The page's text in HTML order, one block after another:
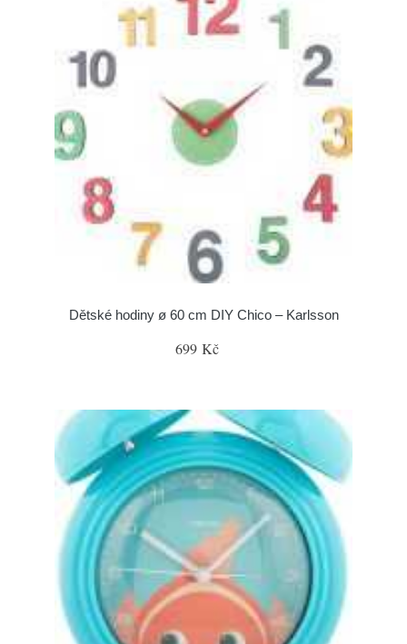
Dětské hodiny ø 60 cm DIY Chico – Karlsson
699 Kč